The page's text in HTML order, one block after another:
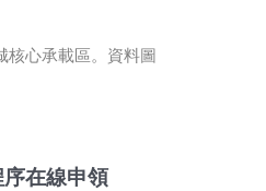
核心承載區。資料圖
在線申領